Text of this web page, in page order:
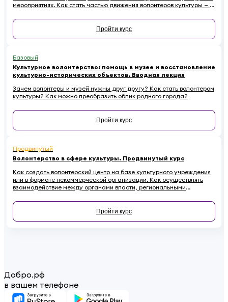
мероприятиях. Как стать частью движения волонтеров культуры — в
Пройти курс
Базовый
Культурное волонтерство: помощь в музее и восстановление
культурно-исторических объектов. Вводная лекция
Зачем волонтеры и музей нужны друг другу? Как стать волонтером
культуры? Как можно преобразить облик родного города?
Пройти курс
Продвинутый
Волонтерство в сфере культуры. Продвинутый курс
Как создать волонтерский центр на базе культурного учреждения
или в формате некоммерческой организации. Как осуществлять
взаимодействие между органами власти, региональными
волонтерами. Почему необходимо привлекать волонтеров к
сохранению культурного наследия и как регулировать
взаимоотношения с ними в правовом поле - в этом курсе.
Пройти курс
Добро.рф
в вашем телефоне